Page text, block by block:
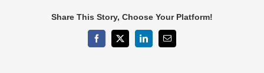
Share This Story, Choose Your Platform!
Facebook
X LinkedInEmail